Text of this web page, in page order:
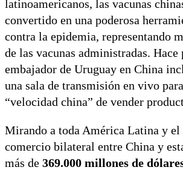
latinoamericanos, las vacunas
convertido en una poderosa
contra la epidemia, representando
de las vacunas administradas. Hace
embajador de Uruguay en China
una sala de transmisión en vivo
“velocidad china” de vender
Mirando a toda América Latina y el
comercio bilateral entre China y
más de 369.000 millones de